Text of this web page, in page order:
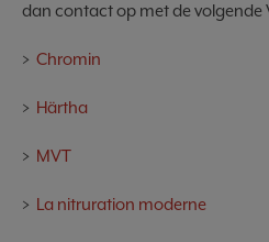
dan contact op met de volgende
> Chromin
> Härtha
> MVT
> La nitruration moderne